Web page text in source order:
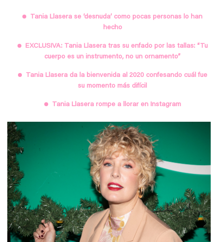
Tania Llasera se ‘desnuda’ como pocas personas lo han
hecho
EXCLUSIVA: Tania Llasera tras su enfado por las tallas: “Tu
cuerpo es un instrumento, no un ornamento”
Tania Llasera da la bienvenida al 2020 confesando cuál fue
su momento más difícil
Tania Llasera rompe a llorar en Instagram